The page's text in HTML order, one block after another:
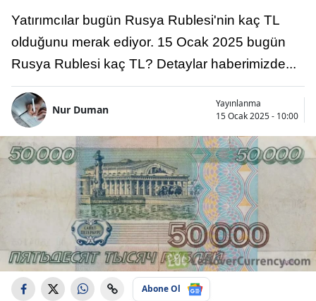
Yatırımcılar bugün Rusya Rublesi'nin kaç TL
olduğunu merak ediyor. 15 Ocak 2025 bugün
Rusya Rublesi kaç TL? Detaylar haberimizde...
Nur Duman
Yayınlanma
15 Ocak 2025 - 10:00
Abone Ol